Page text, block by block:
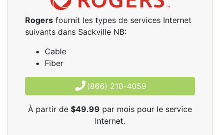
Rogers fournit les types de services Internet
suivants dans Sackville NB:
Cable
Fiber
(866) 210-4059
À partir de $49.99 par mois pour le service
Internet.